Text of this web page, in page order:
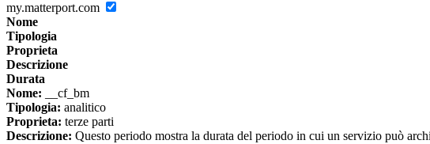
my.matterport.com
Nome
Tipologia
Proprieta
Descrizione
Durata
Nome: __cf_bm
Tipologia: analitico
Proprieta: terze parti
Descrizione: Questo periodo mostra la durata del periodo in cui un servizio può